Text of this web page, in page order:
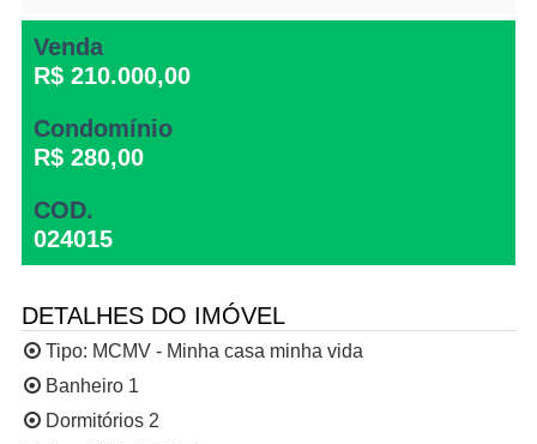
Venda
R$ 210.000,00
Condomínio
R$ 280,00
COD.
024015
DETALHES DO IMÓVEL
Tipo: MCMV - Minha casa minha vida
Banheiro 1
Dormitórios 2